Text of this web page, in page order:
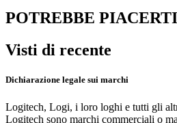
POTREBBE
Visti di recente
Dichiarazione legale sui marchi
Logitech, Logi, i loro loghi e tutti gli
Logitech sono marchi commerciali o